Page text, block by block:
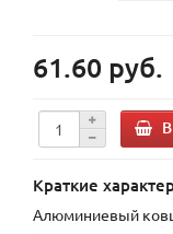
61.60 руб.
Краткие
Алюминиевый